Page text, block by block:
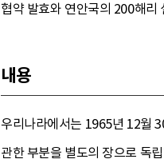
협약 발효와 연안국의 200해리
내용
우리나라에서는 1965년 12월
관한 부분을 별도의 장으로 독